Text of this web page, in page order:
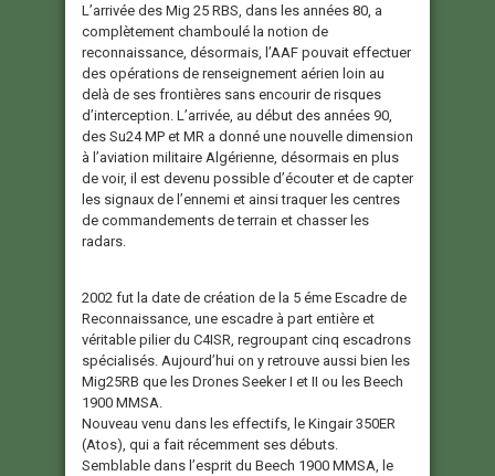
L’arrivée des Mig 25 RBS, dans les années 80, a
complètement chamboulé la notion de
reconnaissance, désormais, l’AAF pouvait effectuer
des opérations de renseignement aérien loin au
delà de ses frontières sans encourir de risques
d’interception. L’arrivée, au début des années 90,
des Su24 MP et MR a donné une nouvelle dimension
à l’aviation militaire Algérienne, désormais en plus
de voir, il est devenu possible d’écouter et de capter
les signaux de l’ennemi et ainsi traquer les centres
de commandements de terrain et chasser les
radars.
2002 fut la date de création de la 5 éme Escadre de
Reconnaissance, une escadre à part entière et
véritable pilier du C4ISR, regroupant cinq escadrons
spécialisés. Aujourd’hui on y retrouve aussi bien les
Mig25RB que les Drones Seeker I et II ou les Beech
1900 MMSA.
Nouveau venu dans les effectifs, le Kingair 350ER
(Atos), qui a fait récemment ses débuts.
Semblable dans l’esprit du Beech 1900 MMSA, le